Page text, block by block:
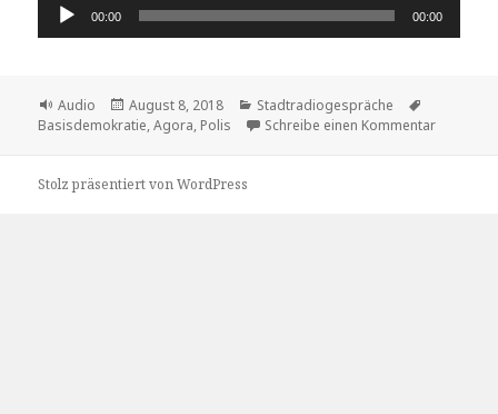
Audio-
00:00 00:00
Format
Audio
Veröffentlicht
am
August 8, 2018 Kategorien
Stadtradiogespräche
Basisdemokratie,Agora, Polis Schreibe einen Kommentarzu
Stolz präsentiert von WordPress